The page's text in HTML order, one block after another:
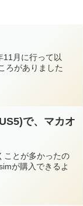
月に行って以
ろがありました
で、マカオ
ことが多かったの
が購入できるよ